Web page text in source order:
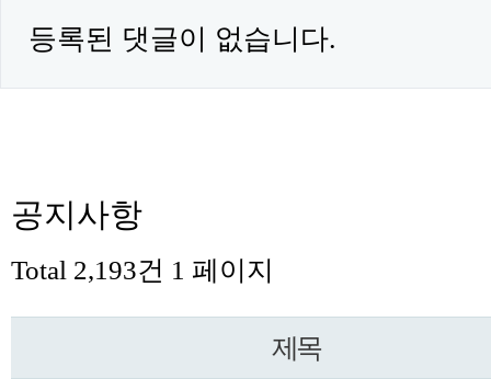
등록된 댓글이 없습니다.
공지사항
Total 2,193건 1 페이지
제목